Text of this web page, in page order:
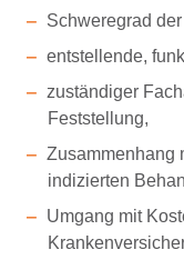
Schweregrad
entstellende,
zuständiger
Feststellung,
Zusammenhang
indizierten
Umgang mit